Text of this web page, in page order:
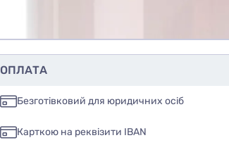
ОПЛАТА
Безготівковий для юридичних осіб
Карткою на реквізити IBAN